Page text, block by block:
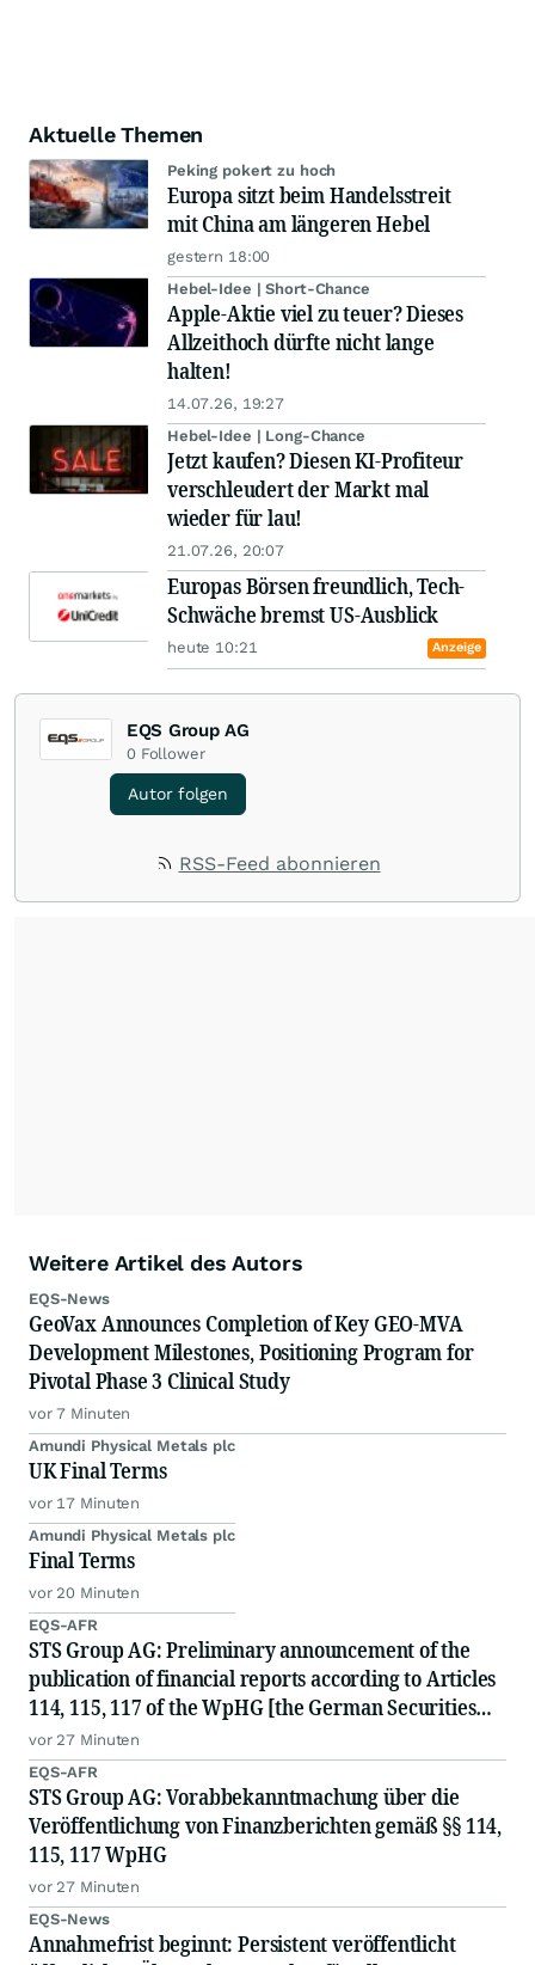
Aktuelle Themen
Peking pokert zu hoch
Europa sitzt beim Handelsstreit
mit China am längeren Hebel
gestern 18:00
Hebel-Idee | Short-Chance
Apple-Aktie viel zu teuer? Dieses
Allzeithoch dürfte nicht lange
halten!
14.07.26, 19:27
Hebel-Idee | Long-Chance
Jetzt kaufen? Diesen KI-Profiteur
verschleudert der Markt mal
wieder für lau!
21.07.26, 20:07
Europas Börsen freundlich, Tech-
Schwäche bremst US-Ausblick
heute 10:21 Anzeige
EQS Group AG
0 Follower
Autor folgen
RSS-Feed abonnieren
Weitere Artikel des Autors
EQS-News
GeoVax Announces Completion of Key GEO-MVA
Development Milestones, Positioning Program for
Pivotal Phase 3 Clinical Study
vor 7 Minuten
Amundi Physical Metals plc
UK Final Terms
vor 17 Minuten
Amundi Physical Metals plc
Final Terms
vor 20 Minuten
EQS-AFR
STS Group AG: Preliminary announcement of the
publication of financial reports according to Articles
114, 115, 117 of the WpHG [the German Securities
Act]
vor 27 Minuten
EQS-AFR
STS Group AG: Vorabbekanntmachung über die
Veröffentlichung von Finanzberichten gemäß §§ 114,
115, 117 WpHG
vor 27 Minuten
EQS-News
Annahmefrist beginnt: Persistent veröffentlicht